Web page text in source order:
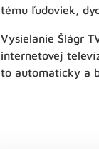
tému ľudoviek,
Vysielanie Šlágr
internetovej
to automaticky a